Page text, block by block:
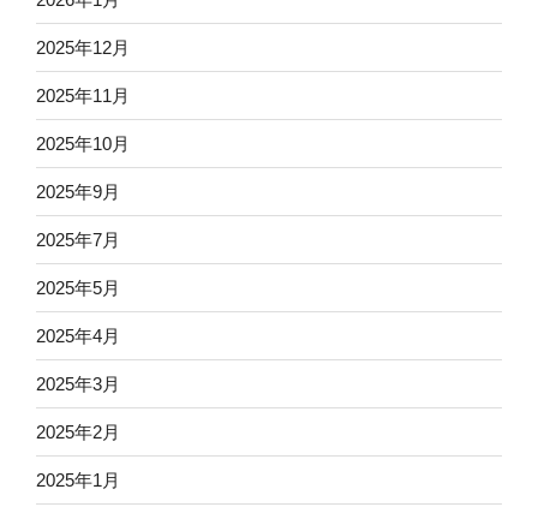
2025年12月
2025年11月
2025年10月
2025年9月
2025年7月
2025年5月
2025年4月
2025年3月
2025年2月
2025年1月